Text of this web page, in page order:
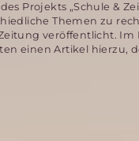
Projekts „Schule &
Themen zu
veröffentlicht. Im
einen Artikel hierzu,